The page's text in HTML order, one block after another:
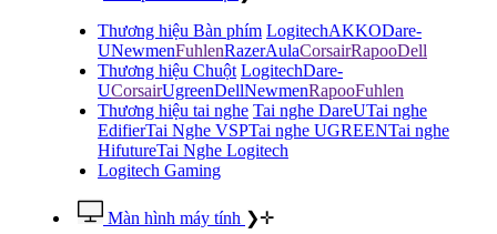
Thương hiệu Bàn phím LogitechAKKODare-
UNewmenFuhlenRazerAulaCorsairRapooDell
Thương hiệu Chuột LogitechDare-
UCorsairUgreenDellNewmenRapooFuhlen
Thương hiệu tai nghe Tai nghe DareUTai nghe
EdifierTai Nghe VSPTai nghe UGREENTai nghe
HifutureTai Nghe Logitech
Logitech Gaming
Màn hình máy tính ❯✛